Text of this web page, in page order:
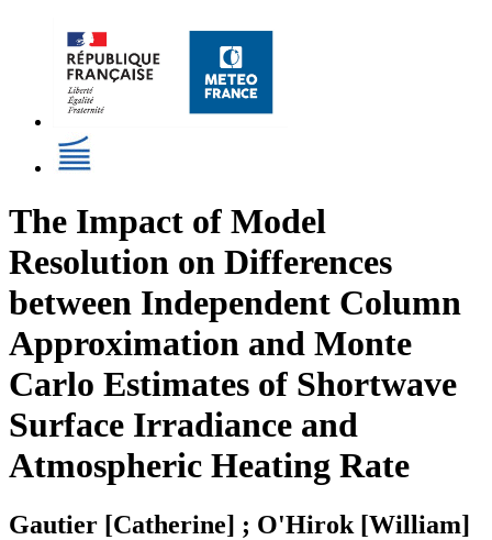
The Impact of Model
Resolution on Differences
between Independent Column
Approximation and Monte
Carlo Estimates of Shortwave
Surface Irradiance and
Atmospheric Heating Rate
Gautier [Catherine] ; O'Hirok [William]